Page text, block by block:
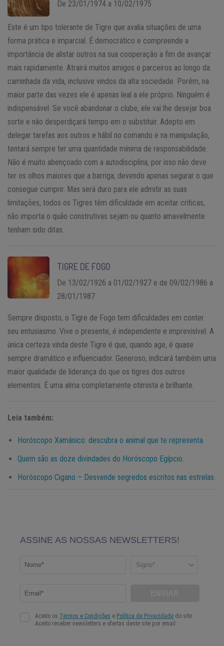
De 23/01/1974 a 10/02/1975
Este é um tipo tolerante de Tigre que avalia situações de uma
forma prática e imparcial. É democrático e compreende a
importância de alistar outros na sua cooperação a fim de avançar
mais rapidamente. Atrairá muitos amigos e parceiros ao longo da
caminhada da vida, inclusive vindos da alta sociedade. Porém, na
maior parte das vezes ele é apenas leal a ele próprio. Ninguém é
indispensável. Se você abandonar o clube, ele vai lhe desejar boa
sorte e não desperdiçará tempo em o substituir. Adepto em
delegar tarefas aos outros e hábil no comando e na manipulação,
tentará sempre ter uma quantidade mínima de responsabilidade.
Não é muito abençoado com a autodisciplina, por isso não deve
ter os olhos maiores que a barriga, devendo apenas segurar o que
consegue cumprir. Mas será duro para ele admitir as suas
limitações, todos os Tigres têm dificuldade em aceitar críticas,
não importa o quão construtivas sejam ou quanto amavelmente
tenham sido ditas.
TIGRE DE FOGO
De 13/02/1926 a 01/02/1927 e de 09/02/1986 a
28/01/1987
Sempre disposto, o Tigre de Fogo tem dificuldades em conter
seu entusiasmo. Vive o presente, é independente e imprevisível. A
única certeza vinda deste Tigre é que, quando age, é quase
sempre dramático e influenciador. Generoso, indicará também uma
maior qualidade de liderança do que os tigres dos outros
elementos. É uma alma completamente otimista e brilhante.
Leia também:
Horóscopo Xamânico: descubra o animal que te representa.
Quem são as doze divindades do Horóscopo Egípcio.
Horóscopo Cigano – Desvende segredos escritos nas estrelas.